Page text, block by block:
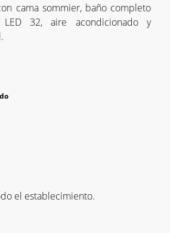
cama sommier, baño completo
32, aire acondicionado y
el establecimiento.